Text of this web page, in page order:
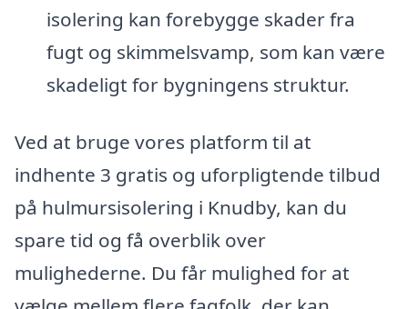
isolering kan forebygge skader fra
fugt og skimmelsvamp, som kan være
skadeligt for bygningens struktur.
Ved at bruge vores platform til at
indhente 3 gratis og uforpligtende tilbud
på hulmursisolering i Knudby, kan du
spare tid og få overblik over
mulighederne. Du får mulighed for at